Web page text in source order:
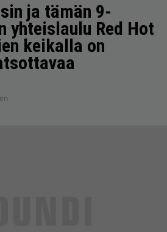
ja tämän 9-
yhteislaulu Red Hot
keikalla on